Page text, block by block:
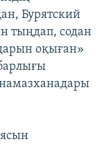
Бурятский
тыңдап, содан
оқыған»
намазханадары